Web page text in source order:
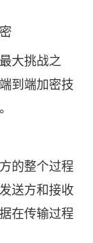
大挑战之
到端加密技
的整个过程
送方和接收
在传输过程